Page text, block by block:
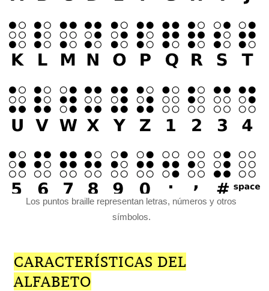
Los puntos braille representan letras, números y otros
símbolos.
CARACTERÍSTICAS DEL
ALFABETO